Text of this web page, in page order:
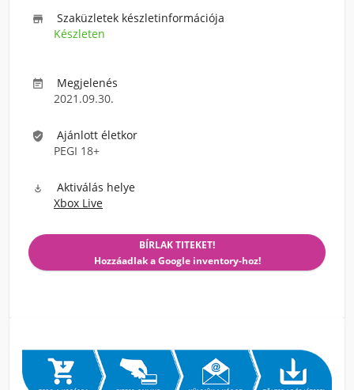

Szaküzletek készletinformációja
Készleten

Megjelenés
2021.09.30.

Ajánlott életkor
PEGI 18+

Aktiválás helye
Xbox Live
BÍRLAK TITEKET!
Hozzáadlak a Google inventory-hoz!